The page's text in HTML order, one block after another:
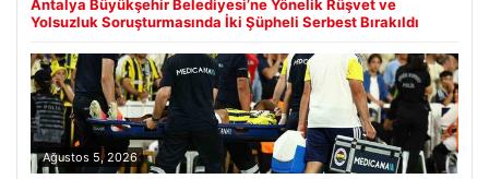
Antalya Büyükşehir Belediyesi’ne Yönelik Rüşvet ve
Yolsuzluk Soruşturmasında İki Şüpheli Serbest Bırakıldı
Ağustos 5, 2026